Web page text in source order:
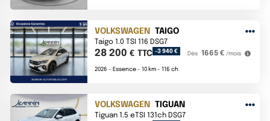
VOLKSWAGEN TAIGO
Taigo 1.0 TSI 116 DSG7
28 200 € TTC -3 940 € Dès 1665 € /mois
2026 - Essence - 10 km - 116 ch
VOLKSWAGEN TIGUAN
Tiguan 1.5 eTSI 131ch DSG7